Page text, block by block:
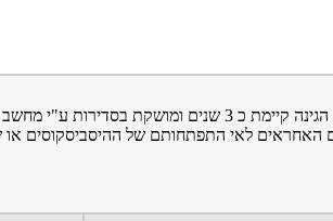
בגינת הבנין יש לנו שורה של 5 עצי ברוש . המרחק בניהם כ 2 מטר לערך. בין
הברושים הם האחראים לאי התפתחותם של